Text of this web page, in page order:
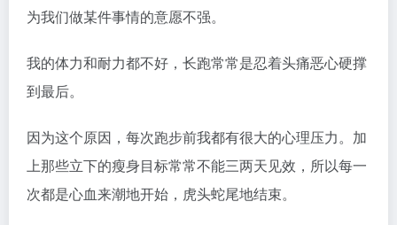
为我们做某件事情的意愿不强。
我的体力和耐力都不好，长跑常常是忍着头痛恶心硬撑
到最后。
因为这个原因，每次跑步前我都有很大的心理压力。加
上那些立下的瘦身目标常常不能三两天见效，所以每一
次都是心血来潮地开始，虎头蛇尾地结束。